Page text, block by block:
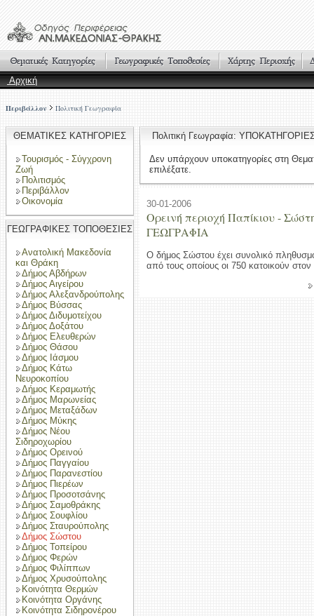
Αρχική
Περιβάλλον Πολιτική Γεωγραφία
ΘΕΜΑΤΙΚΕΣ ΚΑΤΗΓΟΡΙΕΣ
Τουρισμός - Σύγχρονη
Ζωή
Πολιτισμός
Περιβάλλον
Οικονομία
ΓΕΩΓΡΑΦΙΚΕΣ ΤΟΠΟΘΕΣΙΕΣ
Ανατολική Μακεδονία
και Θράκη
Δήμος Αβδήρων
Δήμος Αιγείρου
Δήμος Αλεξανδρούπολης
Δήμος Βύσσας
Δήμος Διδυμοτείχου
Δήμος Δοξάτου
Δήμος Ελευθερών
Δήμος Θάσου
Δήμος Ιάσμου
Δήμος Κάτω
Νευροκοπίου
Δήμος Κεραμωτής
Δήμος Μαρωνείας
Δήμος Μεταξάδων
Δήμος Μύκης
Δήμος Νέου
Σιδηροχωρίου
Δήμος Ορεινού
Δήμος Παγγαίου
Δήμος Παρανεστίου
Δήμος Πιερέων
Δήμος Προσοτσάνης
Δήμος Σαμοθράκης
Δήμος Σουφλίου
Δήμος Σταυρούπολης
Δήμος Σώστου
Δήμος Τοπείρου
Δήμος Φερών
Δήμος Φιλίππων
Δήμος Χρυσούπολης
Κοινότητα Θερμών
Κοινότητα Οργάνης
Κοινότητα Σιδηρονέρου
Πολιτική Γεωγραφία:
Δεν υπάρχουν υποκατηγορίες στη
επιλέξατε.
30-01-2006
Ορεινή περιοχή Παπίκιου -
ΓΕΩΓΡΑΦΙΑ
Ο δήμος Σώστου έχει συνολικό
από τους οποίους οι 750 κατοικούν